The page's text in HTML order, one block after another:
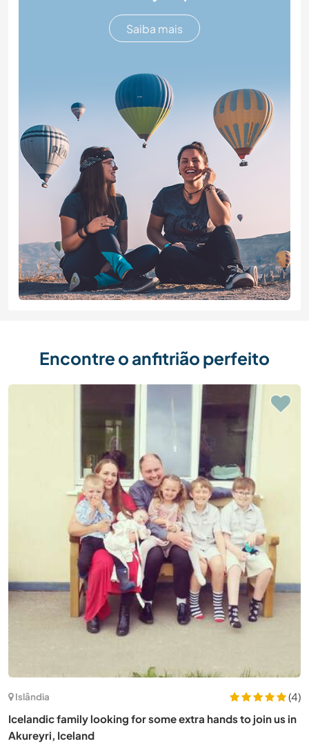
Saiba mais
Encontre o anfitrião perfeito
Polônia
(23)
Experience life on an agro tourism farm in the Izery
Mountains near Mirsk, Poland